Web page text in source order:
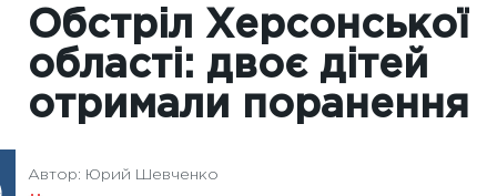
Обстріл Херсонської
області: двоє дітей
отримали поранення
Автор: Юрий Шевченко